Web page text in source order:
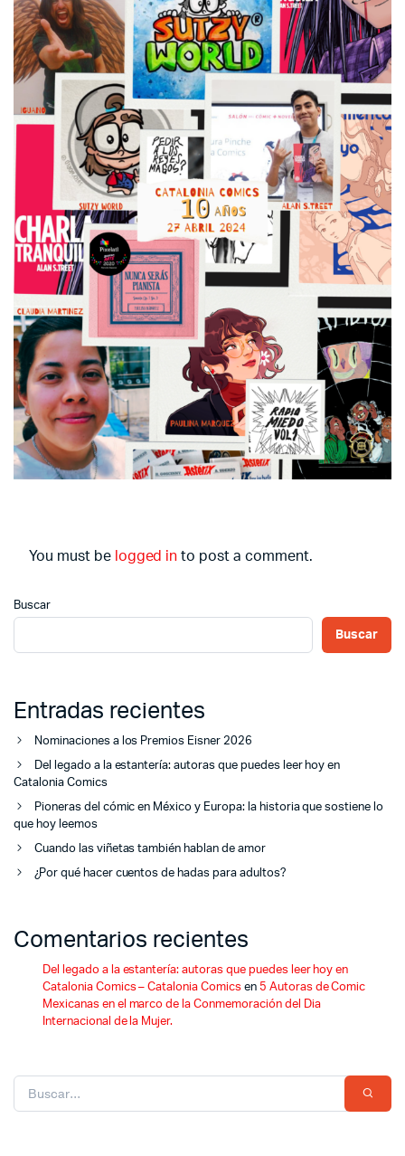
You must be logged in to post a comment.
Buscar
Buscar
Entradas recientes
Nominaciones a los Premios Eisner 2026
Del legado a la estantería: autoras que puedes leer hoy en
Catalonia Comics
Pioneras del cómic en México y Europa: la historia que sostiene lo
que hoy leemos
Cuando las viñetas también hablan de amor
¿Por qué hacer cuentos de hadas para adultos?
Comentarios recientes
Del legado a la estantería: autoras que puedes leer hoy en
Catalonia Comics – Catalonia Comicsen 5 Autoras de Comic
Mexicanas en el marco de la Conmemoración del Dia
Internacional de la Mujer.